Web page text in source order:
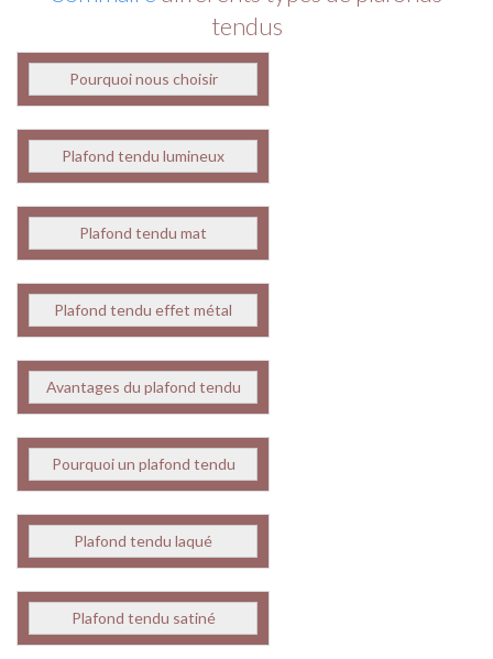
tendus
Pourquoi nous choisir
Plafond tendu lumineux
Plafond tendu mat
Plafond tendu effet métal
Avantages du plafond tendu
Pourquoi un plafond tendu
Plafond tendu laqué
Plafond tendu satiné